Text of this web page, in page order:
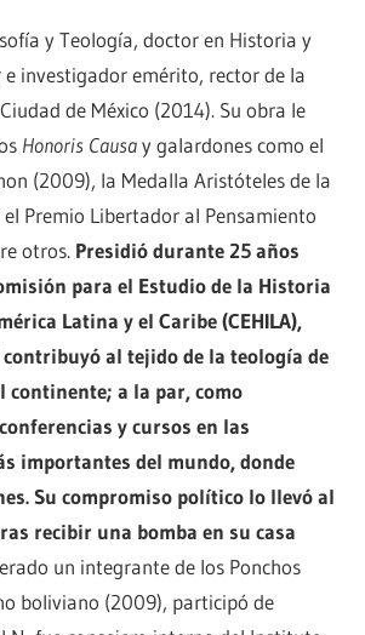
y Teología, doctor en Historia y
investigador emérito, rector de la
de México (2014). Su obra le
Honoris Causay galardones como el
(2009), la Medalla Aristóteles de la
el Premio Libertador al Pensamiento
otros. Presidió durante 25 años
para el Estudio de la Historia
Latina y el Caribe (CEHILA),
al tejido de la teología de
continente; a la par, como
y cursos en las
importantes del mundo, donde
Su compromiso político lo llevó al
recibir una bomba en su casa
un integrante de los Ponchos
boliviano (2009), participó de